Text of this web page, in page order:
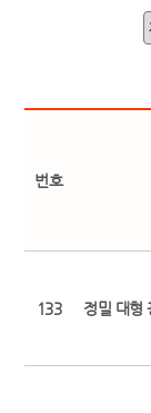
번호
133 정밀 대형